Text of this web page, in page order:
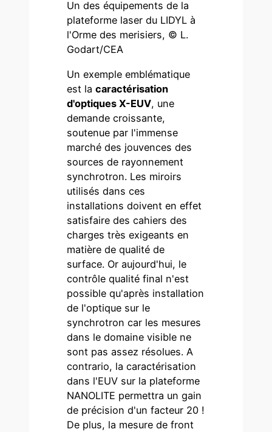
Un des équipements de la
plateforme laser du LIDYL à
l'Orme des merisiers, © L.
Godart/CEA
Un exemple emblématique
est lacaractérisation
d'optiques X-EUV, une
demande croissante,
soutenue par l'immense
marché des jouvences des
sources de rayonnement
synchrotron. Les miroirs
utilisés dans ces
installations doivent en effet
satisfaire des cahiers des
charges très exigeants en
matière de qualité de
surface. Or aujourd'hui, le
contrôle qualité final n'est
possible qu'après installation
de l'optique sur le
synchrotron car les mesures
dans le domaine visible ne
sont pas assez résolues. A
contrario, la caractérisation
dans l'EUV sur la plateforme
NANOLITE permettra un gain
de précision d'un facteur 20 !
De plus, la mesure de front